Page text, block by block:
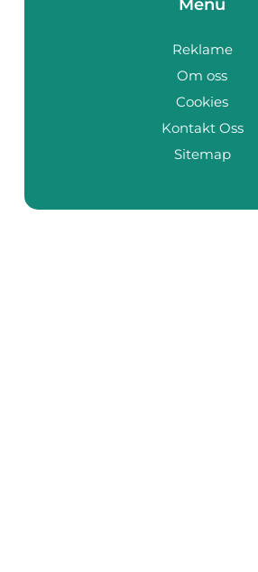
Menu
Reklame
Om oss
Cookies
Kontakt Oss
Sitemap